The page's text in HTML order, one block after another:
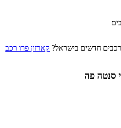
חדשים בישראל? קארזון פרו רכב
סנטה פה